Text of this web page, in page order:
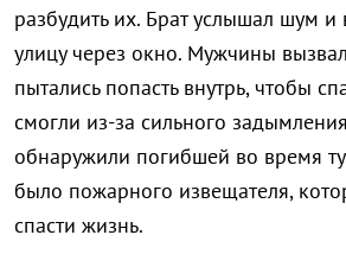
разбудить их. Брат услышал шум и
улицу через окно. Мужчины
пытались попасть внутрь, чтобы
смогли из-за сильного
обнаружили погибшей во время
было пожарного извещателя,
спасти жизнь.